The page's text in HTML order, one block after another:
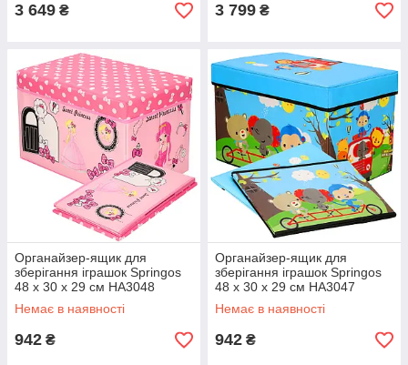
3 649 ₴ 3 799 ₴
Органайзер-ящик для
зберігання іграшок Springos
48 x 30 x 29 см HA3048
Немає в наявності
942 ₴
Органайзер-ящик для
зберігання іграшок Springos
48 x 30 x 29 см HA3047
Немає в наявності
942 ₴